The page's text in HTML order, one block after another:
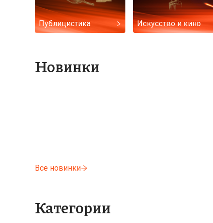
Публицистика Искусство и кино
Новинки
Все новинки
Категории